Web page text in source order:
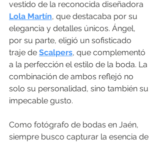
vestido de la reconocida diseñadora
Lola Martín, que destacaba por su
elegancia y detalles únicos. Ángel,
por su parte, eligió un sofisticado
traje de Scalpers, que complementó
a la perfección el estilo de la boda. La
combinación de ambos reflejó no
solo su personalidad, sino también su
impecable gusto.
Como fotógrafo de bodas en Jaén,
siempre busco capturar la esencia de